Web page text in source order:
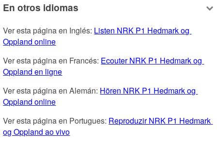
En otros idiomas
Ver esta página en Inglés: Listen NRK P1 Hedmark og
Oppland online
Ver esta página en Francés: Ecouter NRK P1 Hedmark og
Oppland en ligne
Ver esta página en Alemán: Hören NRK P1 Hedmark og
Oppland online
Ver esta página en Portugues: Reproduzir NRK P1 Hedmark
og Oppland ao vivo